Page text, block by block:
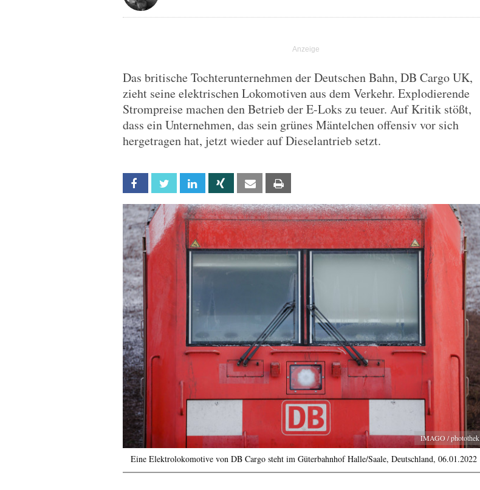
Das britische Tochterunternehmen der Deutschen Bahn, DB Cargo UK,
zieht seine elektrischen Lokomotiven aus dem Verkehr. Explodierende
Strompreise machen den Betrieb der E-Loks zu teuer. Auf Kritik stößt,
dass ein Unternehmen, das sein grünes Mäntelchen offensiv vor sich
hergetragen hat, jetzt wieder auf Dieselantrieb setzt.
Facebook Twitter Linkedin Xing Email
IMAGO / photothek
Eine Elektrolokomotive von DB Cargo steht im Güterbahnhof Halle/Saale, Deutschland, 06.01.2022